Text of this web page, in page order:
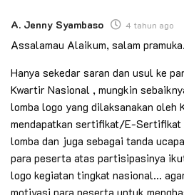
A. Jenny Syambaso 4 tahun ago
Assalamau Alaikum, salam
Hanya sekedar saran dan usul ke
Kwartir Nasional , mungkin
lomba logo yang dilaksanakan oleh
mendapatkan sertifikat/E-Sertifikat
lomba dan juga sebagai tanda
para peserta atas partisipasinya
logo kegiatan tingkat nasional…